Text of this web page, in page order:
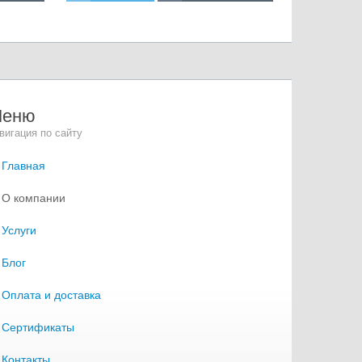
по сайту
Главная
О компании
Услуги
Блог
Оплата и доставка
Сертификаты
Контакты